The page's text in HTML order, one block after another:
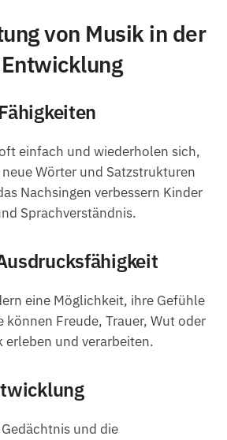
von Musik in der
einfach und wiederholen sich,
Wörter und Satzstrukturen
Nachsingen verbessern Kinder
Sprachverständnis.
eine Möglichkeit, ihre Gefühle
können Freude, Trauer, Wut oder
erleben und verarbeiten.
und die